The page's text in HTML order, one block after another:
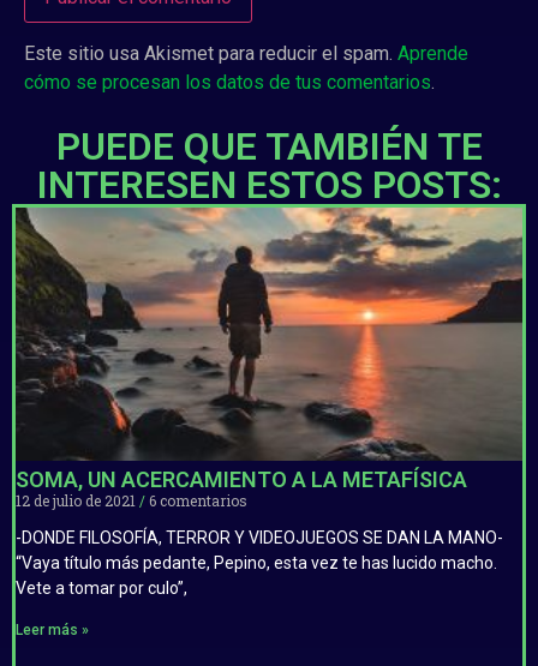
Este sitio usa Akismet para reducir el spam. Aprende
cómo se procesan los datos de tus comentarios.
PUEDE QUE TAMBIÉN TE
INTERESEN ESTOS POSTS:
SOMA, UN ACERCAMIENTO A LA METAFÍSICA
12 de julio de 2021
6 comentarios
-DONDE FILOSOFÍA, TERROR Y VIDEOJUEGOS SE DAN LA MANO-
“Vaya título más pedante, Pepino, esta vez te has lucido macho.
Vete a tomar por culo”,
Leer más »